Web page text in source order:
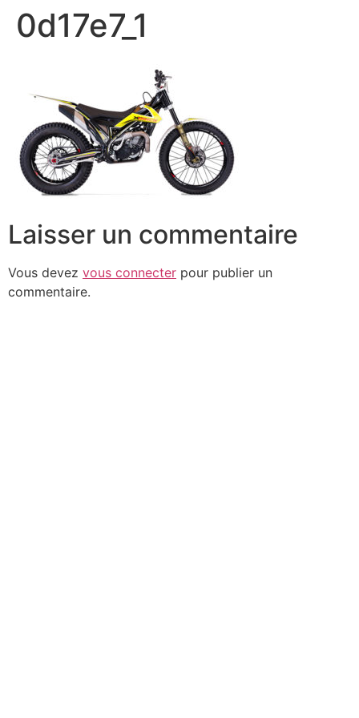
0d17e7_1
Laisser un commentaire
Vous devez vous connecter pour publier un
commentaire.